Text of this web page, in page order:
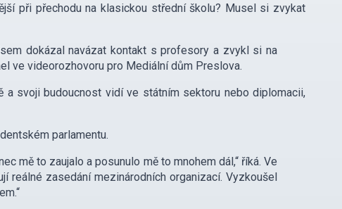
při přechodu na klasickou střední školu? Musel si zvykat
dokázal navázat kontakt s profesory a zvykl si na
ve videorozhovoru pro Mediální dům Preslova.
svoji budoucnost vidí ve státním sektoru nebo diplomacii,
parlamentu.
mě to zaujalo a posunulo mě to mnohem dál,“ říká. Ve
reálné zasedání mezinárodních organizací. Vyzkoušel